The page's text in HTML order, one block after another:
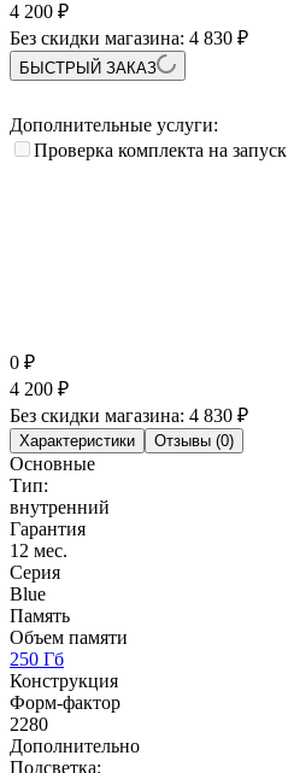
4 200 ₽
Без скидки магазина: 4 830 ₽
БЫСТРЫЙ ЗАКАЗ
Дополнительные услуги:
Проверка комплекта на запуск
0 ₽
4 200 ₽
Без скидки магазина: 4 830 ₽
Характеристики Отзывы (0)
Основные
Тип:
внутренний
Гарантия
12 мес.
Серия
Blue
Память
Объем памяти
250 Гб
Конструкция
Форм-фактор
2280
Дополнительно
Подсветка: